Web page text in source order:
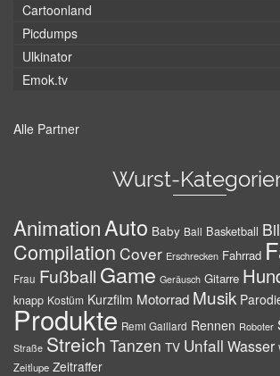
Cartoonland
Picdumps
Ulkinator
Emok.tv
Alle Partner
Wurst-
AnimationAuto Baby Ball Basketball
Compilation Cover Erschrecken Fahrrad
Frau Fußball Game Geräusch Gitarre
knapp Kostüm Kurzfilm Motorrad Musik
Produkte Remi Gaillard Rennen Roboter
Straße Streich Tanzen TV Unfall Wasser
Zeitlupe Zeitraffer